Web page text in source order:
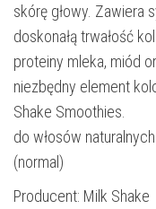
skórę głowy. Zawiera
doskonałą trwałość
proteiny mleka, miód
niezbędny element
Shake Smoothies.
do włosów
(normal)
Producent: Milk Shake